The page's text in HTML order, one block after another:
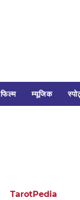
फिल्म म्यूजिक
TarotPedia